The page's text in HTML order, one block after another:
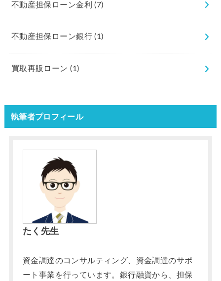
不動産担保ローン金利(7)
不動産担保ローン銀行(1)
買取再販ローン(1)
執筆者プロフィール
たく先生
資金調達のコンサルティング、資金調達のサポ
ート事業を行っています。銀行融資から、担保